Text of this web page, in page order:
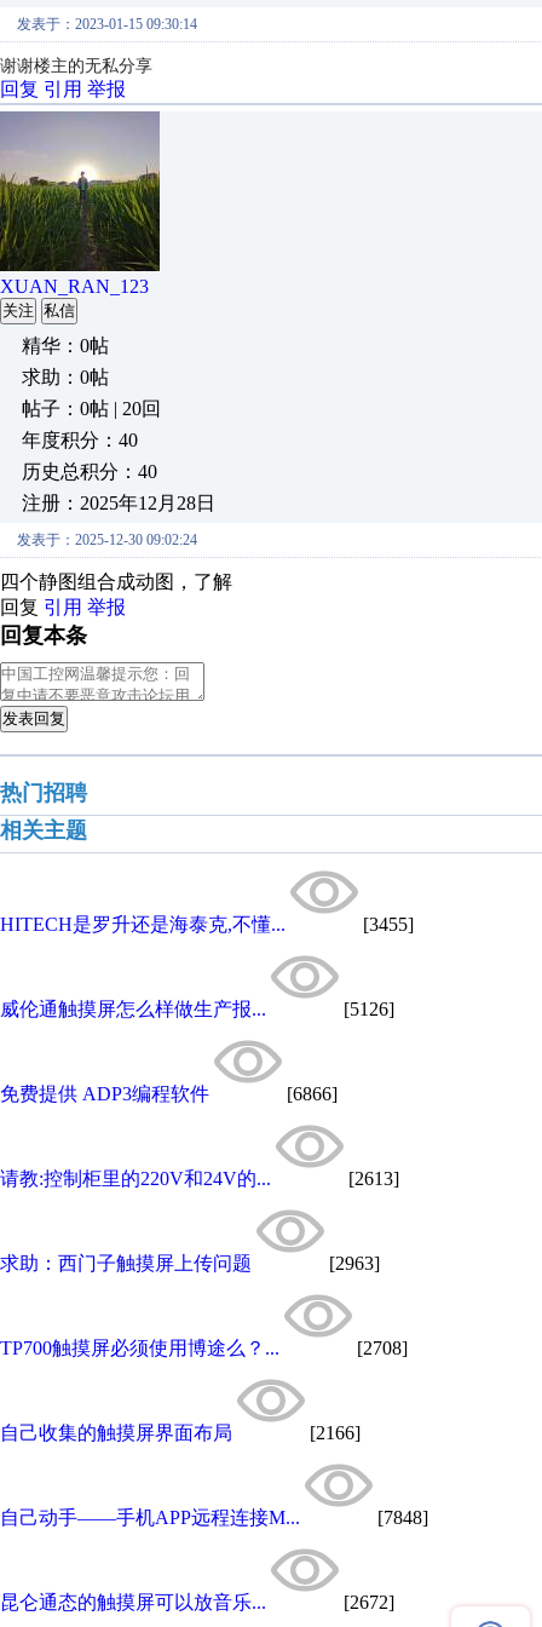
发表于：2023-01-15 09:30:14
谢谢楼主的无私分享
回复 引用 举报
XUAN_RAN_123
关注 私信
精华：0帖
求助：0帖
帖子：0帖 | 20回
年度积分：40
历史总积分：40
注册：2025年12月28日
发表于：2025-12-30 09:02:24
四个静图组合成动图，了解
回复 引用 举报
回复本条
发表回复
热门招聘
相关主题
HITECH是罗升还是海泰克,不懂... [3455]
威伦通触摸屏怎么样做生产报... [5126]
免费提供 ADP3编程软件 [6866]
请教:控制柜里的220V和24V的... [2613]
求助：西门子触摸屏上传问题 [2963]
TP700触摸屏必须使用博途么？... [2708]
自己收集的触摸屏界面布局 [2166]
自己动手——手机APP远程连接M... [7848]
昆仑通态的触摸屏可以放音乐... [2672]